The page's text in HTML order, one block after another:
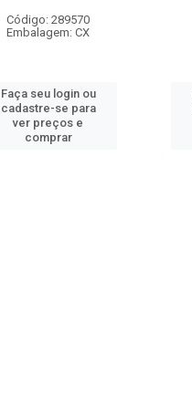
Código: 289570
Embalagem: CX
Faça seu login ou
cadastre-se para
ver preços e
comprar